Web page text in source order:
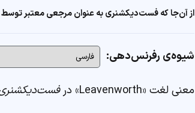
از آن‌جا که فست‌دیکشنری به عنوان مرجعی معتبر توسط
شیوه‌ی رفرنس‌دهی:
معنی لغت «Leavenworth» در